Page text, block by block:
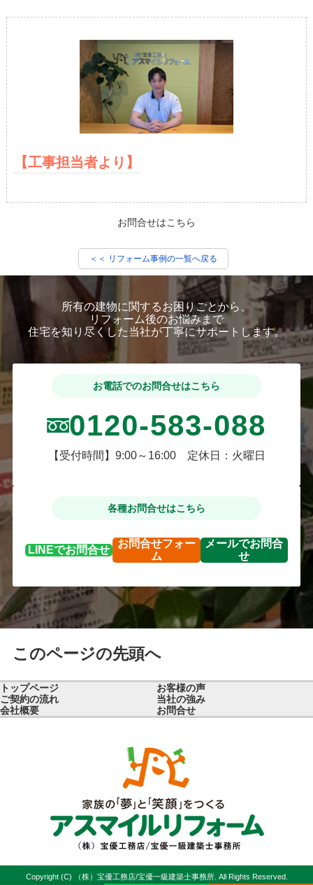
【工事担当者より】
お問合せはこちら
＜＜ リフォーム事例の一覧へ戻る
所有の建物に関するお困りごとから、
リフォーム後のお悩みまで
住宅を知り尽くした当社が丁寧にサポートします。
お電話でのお問合せはこちら
0120-583-088
【受付時間】9:00～16:00 定休日：火曜日
各種お問合せはこちら
LINEでお問合せ
お問合せフォー
ム
メールでお問合
せ
このページの先頭へ
トップページ
お客様の声
ご契約の流れ
当社の強み
会社概要
お問合せ
Copyright (C) （株）宝優工務店/宝優一級建築士事務所. All Rights Reserved.